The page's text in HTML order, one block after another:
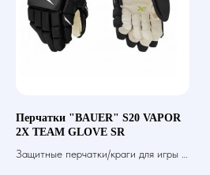
Перчатки "BAUER" S20 VAPOR
2X TEAM GLOVE SR
Защитные перчатки/краги для игры в